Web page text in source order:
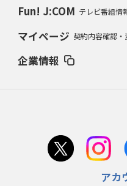
Fun! J:COM テレビ番組情
マイページ 契約内容確認・
企業情報
アカ